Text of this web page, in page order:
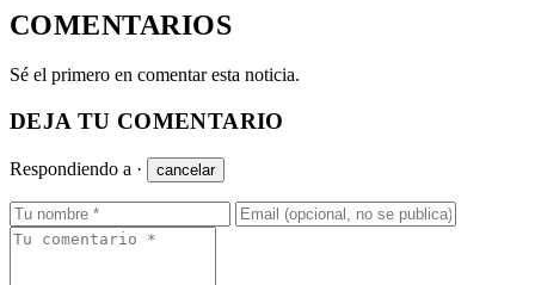
COMENTARIOS
Sé el primero en comentar esta noticia.
DEJA TU COMENTARIO
Respondiendo a · cancelar